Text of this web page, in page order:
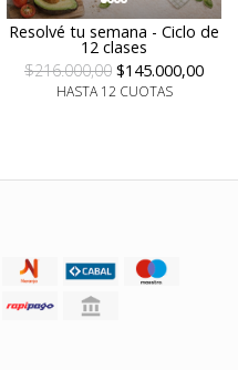
Resolvé tu semana - Ciclo de
12 clases
$216.000,00 $145.000,00
HASTA 12 CUOTAS